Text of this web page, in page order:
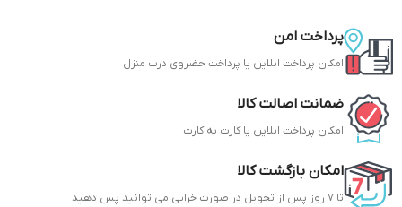
پرداخت امن
امکان پرداخت انلاین یا پرداخت حضروی درب منزل
ضمانت اصالت کالا
امکان پرداخت انلاین یا کارت به کارت
امکان بازگشت کالا
تا 7 روز پس از تحویل در صورت خرابی می توانید پس دهید